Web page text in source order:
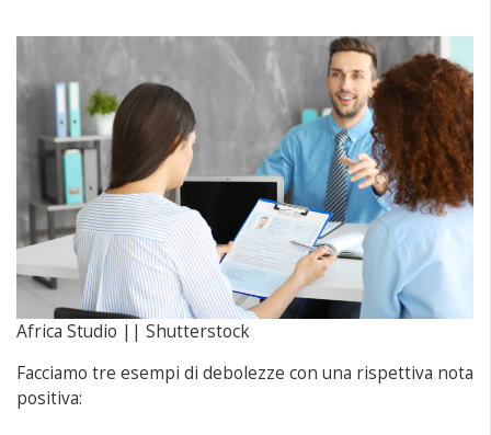
Africa Studio || Shutterstock
Facciamo tre esempi di debolezze con una rispettiva nota
positiva: